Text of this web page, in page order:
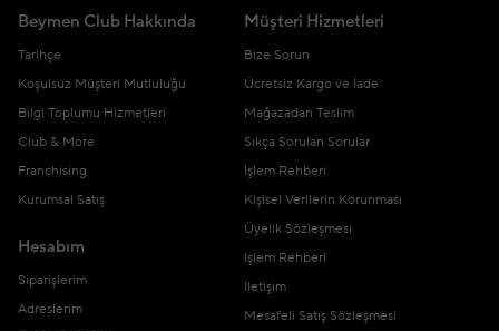
Beymen Club Hakkında
Tarihçe
Koşulsuz Müşteri Mutluluğu
Bilgi Toplumu Hizmetleri
Club & More
Franchising
Kurumsal Satış
Hesabım
Siparişlerim
Adreslerim
Müşteri Hizmetleri
Bize Sorun
Ücretsiz Kargo ve İade
Mağazadan Teslim
Sıkça Sorulan Sorular
İşlem Rehberi
Kişisel Verilerin Korunması
Üyelik Sözleşmesi
İşlem Rehberi
İletişim
Mesafeli Satış Sözleşmesi